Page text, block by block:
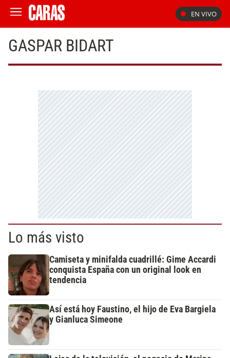
EN VIVO
GASPAR BIDART
Lo más visto
Camiseta y minifalda cuadrillé: Gime Accardi
conquista España con un original look en
tendencia
Así está hoy Faustino, el hijo de Eva Bargiela
y Gianluca Simeone